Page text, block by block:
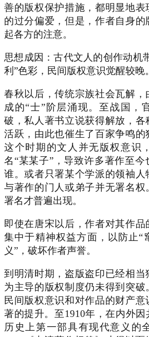
善的版权保护措施，都明显地表
的过分偏爱，但是，作者自身的
起各方的注意。
思想成因：古代文人的创作动机
利”色彩，民间版权意识觉醒较晚。
春秋以后，传统宗族社会瓦解，
成的“士”阶层涌现。至战国，
破，私人著书立说获得解放，
活跃，由此也催生了百家争鸣的
这个时期的文人并无版权意识
名“某某子”，导致许多著作至
谁。或者只署某个学派的领袖人
与著作的门人或弟子并无署名
署名才普遍出现。
即使在唐宋以后，作者对其作
集中于精神权益方面，以防止“
义”，破坏作者声誉。
到明清时期，盗版盗印已经相
为主导的版权制度仍未得到突破
民间版权意识和对作品的财产意
著的提升。至1910年，在内外因
历史上第一部具有现代意义的